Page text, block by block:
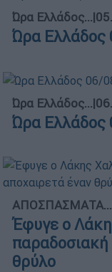
Ώρα Ελλάδος...|
Ώρα Ελλάδος
Ώρα Ελλάδος...|
Ώρα Ελλάδος
ΑΠΟΣΠΑΣΜΑΤΑ...
Έφυγε ο
παραδοσιακή
θρύλο